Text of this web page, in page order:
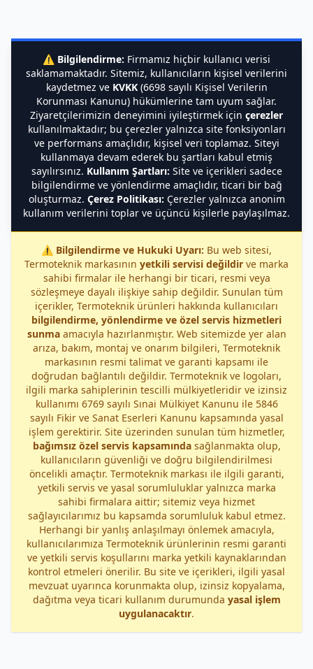
⚠️ Bilgilendirme: Firmamız hiçbir kullanıcı verisi
saklamamaktadır. Sitemiz, kullanıcıların kişisel verilerini
kaydetmez ve KVKK(6698 sayılı Kişisel Verilerin
Korunması Kanunu) hükümlerine tam uyum sağlar.
Ziyaretçilerimizin deneyimini iyileştirmek için çerezler
kullanılmaktadır; bu çerezler yalnızca site fonksiyonları
ve performans amaçlıdır, kişisel veri toplamaz. Siteyi
kullanmaya devam ederek bu şartları kabul etmiş
sayılırsınız. Kullanım Şartları: Site ve içerikleri sadece
bilgilendirme ve yönlendirme amaçlıdır, ticari bir bağ
oluşturmaz. Çerez Politikası: Çerezler yalnızca anonim
kullanım verilerini toplar ve üçüncü kişilerle paylaşılmaz.
⚠️ Bilgilendirme ve Hukuki Uyarı: Bu web sitesi,
Termoteknik markasının yetkili servisi değildir ve marka
sahibi firmalar ile herhangi bir ticari, resmi veya
sözleşmeye dayalı ilişkiye sahip değildir. Sunulan tüm
içerikler, Termoteknik ürünleri hakkında kullanıcıları
bilgilendirme, yönlendirme ve özel servis hizmetleri
sunmaamacıyla hazırlanmıştır. Web sitemizde yer alan
arıza, bakım, montaj ve onarım bilgileri, Termoteknik
markasının resmi talimat ve garanti kapsamı ile
doğrudan bağlantılı değildir. Termoteknik ve logoları,
ilgili marka sahiplerinin tescilli mülkiyetleridir ve izinsiz
kullanımı 6769 sayılı Sınai Mülkiyet Kanunu ile 5846
sayılı Fikir ve Sanat Eserleri Kanunu kapsamında yasal
işlem gerektirir. Site üzerinden sunulan tüm hizmetler,
bağımsız özel servis kapsamındasağlanmakta olup,
kullanıcıların güvenliği ve doğru bilgilendirilmesi
öncelikli amaçtır. Termoteknik markası ile ilgili garanti,
yetkili servis ve yasal sorumluluklar yalnızca marka
sahibi firmalara aittir; sitemiz veya hizmet
sağlayıcılarımız bu kapsamda sorumluluk kabul etmez.
Herhangi bir yanlış anlaşılmayı önlemek amacıyla,
kullanıcılarımıza Termoteknik ürünlerinin resmi garanti
ve yetkili servis koşullarını marka yetkili kaynaklarından
kontrol etmeleri önerilir. Bu site ve içerikleri, ilgili yasal
mevzuat uyarınca korunmakta olup, izinsiz kopyalama,
dağıtma veya ticari kullanım durumunda yasal işlem
uygulanacaktır.